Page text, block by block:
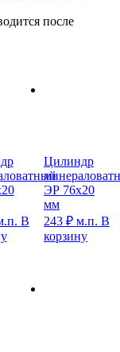
после
В
Цилиндр
ЭР 76х20
мм
243 ₽ м.п. В
корзину